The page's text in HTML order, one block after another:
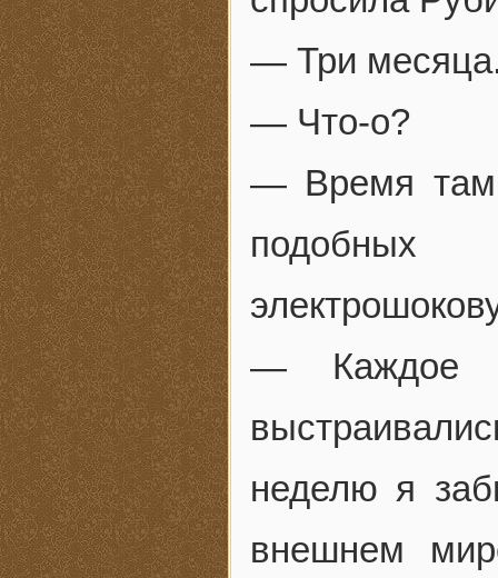
— Три
— Что-о?
— Время там
подобных
— Каждое
неделю я
внешнем